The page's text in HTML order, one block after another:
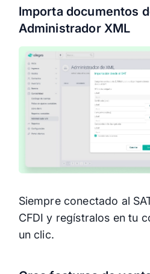
Importa documentos
Administrador XML
Siempre conectado al
CFDI y regístralos en tu
un clic.